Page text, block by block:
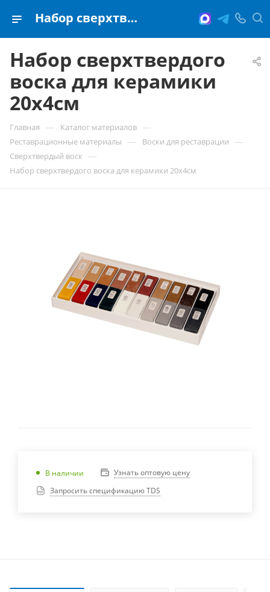
Набор сверхтвердого воска для керамики 20х4см
Набор сверхтвердого
воска для керамики
20х4см
Главная — Каталог материалов —
Реставрационные материалы — Воски для реставрации —
Сверхтвердый воск —
Набор сверхтвердого воска для керамики 20х4см
В наличии
Узнать оптовую цену
Запросить спецификацию TDS